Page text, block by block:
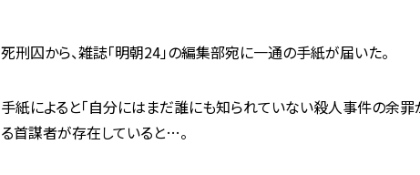
死刑囚から、雑誌「明朝24」の編集部宛に一通の手紙が届いた。
手紙によると「自分にはまだ誰にも知られていない殺人事件の余罪
る首謀者が存在していると…。